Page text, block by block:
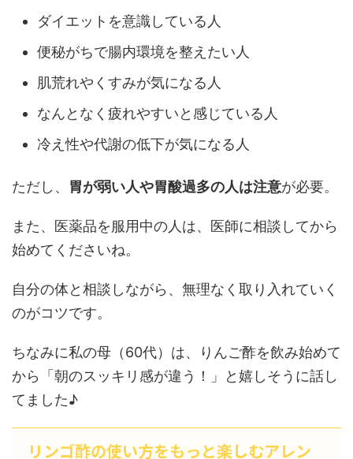
ダイエットを意識している人
便秘がちで腸内環境を整えたい人
肌荒れやくすみが気になる人
なんとなく疲れやすいと感じている人
冷え性や代謝の低下が気になる人
ただし、 胃が弱い人や胃酸過多の人は注意が必要。
また、医薬品を服用中の人は、医師に相談してから
始めてくださいね。
自分の体と相談しながら、無理なく取り入れていく
のがコツです。
ちなみに私の母（60代）は、りんご酢を飲み始めて
から「朝のスッキリ感が違う！」と嬉しそうに話し
てました♪
リンゴ酢の使い方をもっと楽しむアレン